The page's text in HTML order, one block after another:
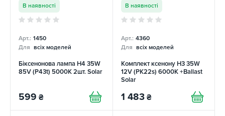
В наявності
Арт.: 1450
Для всіх моделей
Біксенонова лампа H4 35W
85V (P43t) 5000K 2шт. Solar
599 ₴
В наявності
Арт.: 4360
Для всіх моделей
Комплект ксенону H3 35W
12V (PK22s) 6000K +Ballast
Solar
1 483 ₴